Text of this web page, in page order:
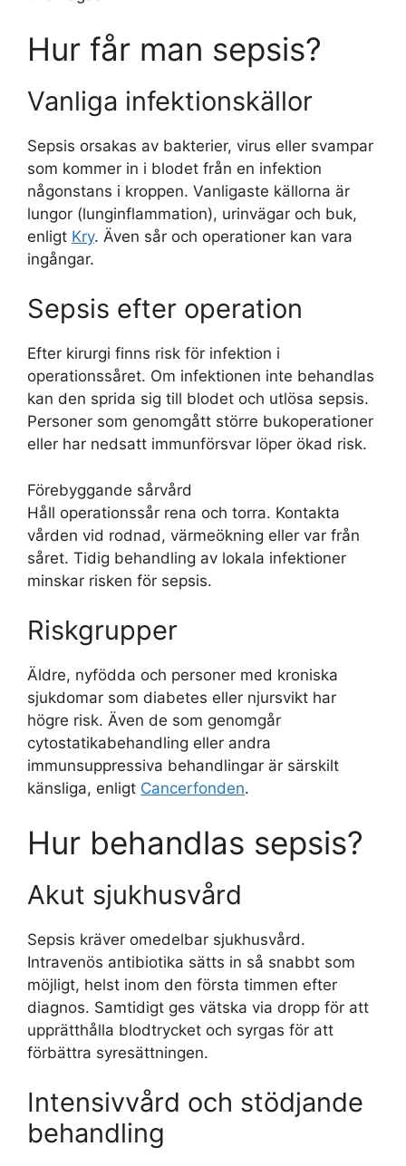
Hur får man sepsis?
Vanliga infektionskällor
Sepsis orsakas av bakterier, virus eller svampar
som kommer in i blodet från en infektion
någonstans i kroppen. Vanligaste källorna är
lungor (lunginflammation), urinvägar och buk,
enligt Kry. Även sår och operationer kan vara
ingångar.
Sepsis efter operation
Efter kirurgi finns risk för infektion i
operationssåret. Om infektionen inte behandlas
kan den sprida sig till blodet och utlösa sepsis.
Personer som genomgått större bukoperationer
eller har nedsatt immunförsvar löper ökad risk.
Förebyggande sårvård
Håll operationssår rena och torra. Kontakta
vården vid rodnad, värmeökning eller var från
såret. Tidig behandling av lokala infektioner
minskar risken för sepsis.
Riskgrupper
Äldre, nyfödda och personer med kroniska
sjukdomar som diabetes eller njursvikt har
högre risk. Även de som genomgår
cytostatikabehandling eller andra
immunsuppressiva behandlingar är särskilt
känsliga, enligt Cancerfonden.
Hur behandlas sepsis?
Akut sjukhusvård
Sepsis kräver omedelbar sjukhusvård.
Intravenös antibiotika sätts in så snabbt som
möjligt, helst inom den första timmen efter
diagnos. Samtidigt ges vätska via dropp för att
upprätthålla blodtrycket och syrgas för att
förbättra syresättningen.
Intensivvård och stödjande
behandling